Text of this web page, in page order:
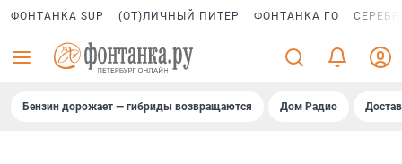
ФОНТАНКА SUP (ОТ)ЛИЧНЫЙ ПИТЕР ФОНТАНКА ГО
Бензин дорожает — гибриды возвращаются Дом Радио